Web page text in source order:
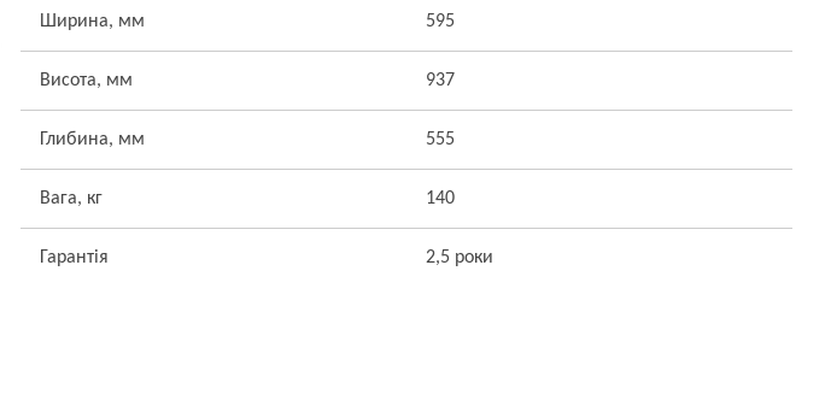
Ширина, мм 595
Висота, мм 937
Глибина, мм 555
Вага, кг 140
Гарантія 2,5 роки